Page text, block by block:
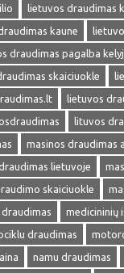
lietuvos draudimas
kaune
draudimas pagalba
skaiciuokle
lietuvos
lituvos
masinos draudimas
lietuvoje
skaiciuokle
medicininių
draudimas
namu draudimas